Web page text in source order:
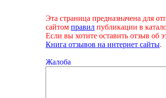
Эта страница предназначена для
сайтом правил публикации в
Если вы хотите оставить отзыв об
Книга отзывов на интернет сайты.
Жалоба